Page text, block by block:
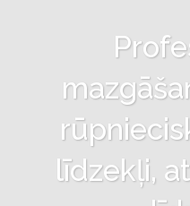
līdzekļi,